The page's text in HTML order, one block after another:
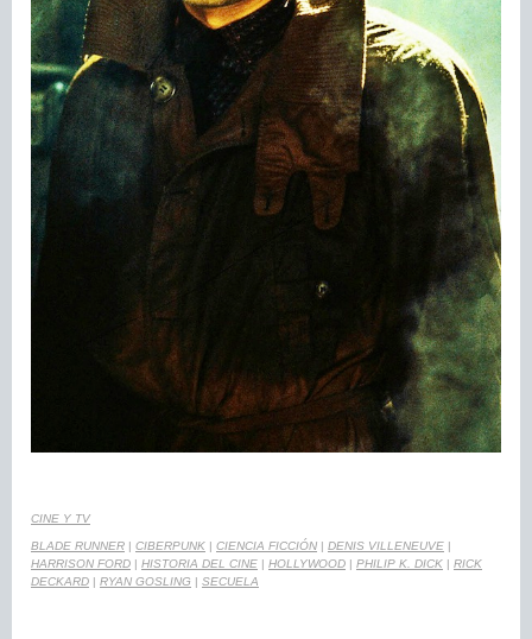
CINE Y TV
BLADE RUNNER | CIBERPUNK | CIENCIA FICCIÓN | DENIS VILLENEUVE |
HARRISON FORD | HISTORIA DEL CINE | HOLLYWOOD | PHILIP K. DICK | RICK
DECKARD | RYAN GOSLING | SECUELA